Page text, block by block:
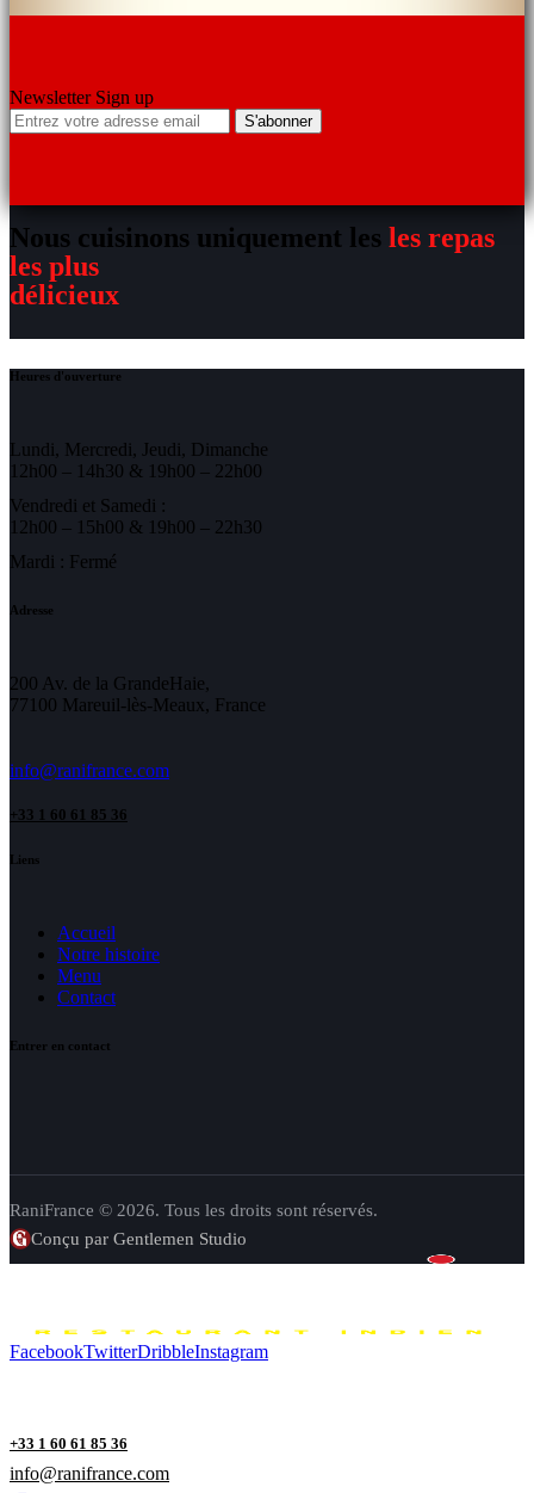
Newsletter Sign up
S'abonner
Nous cuisinons uniquement les les repas
les plus
délicieux
Heures d'ouverture
Lundi, Mercredi, Jeudi, Dimanche
12h00 – 14h30 & 19h00 – 22h00
Vendredi et Samedi :
12h00 – 15h00 & 19h00 – 22h30
Mardi : Fermé
Adresse
200 Av. de la GrandeHaie,
77100 Mareuil-lès-Meaux, France
info@ranifrance.com
+33 1 60 61 85 36
Liens
Accueil
Notre histoire
Menu
Contact
Entrer en contact
RaniFrance © 2026. Tous les droits sont réservés.
Conçu par Gentlemen Studio
FacebookTwitterDribbleInstagram
+33 1 60 61 85 36
info@ranifrance.com